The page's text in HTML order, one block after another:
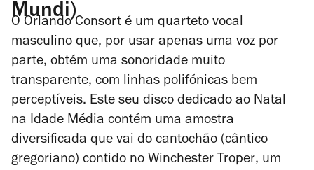
Mundi)
O Orlando Consort é um quarteto vocal
masculino que, por usar apenas uma voz por
parte, obtém uma sonoridade muito
transparente, com linhas polifónicas bem
perceptíveis. Este seu disco dedicado ao Natal
na Idade Média contém uma amostra
diversificada que vai do cantochão (cântico
gregoriano) contido no Winchester Troper, um